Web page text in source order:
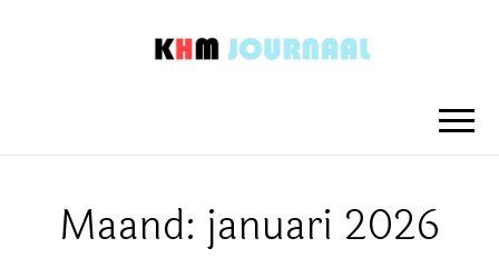
KHM
JOURNAAL
Nieuwsberichten van het Koninklijk
Maand: januari 2026